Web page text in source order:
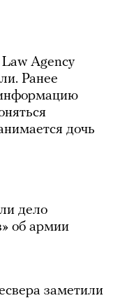
Agency
Ранее
дочь
дело
об армии
заметили